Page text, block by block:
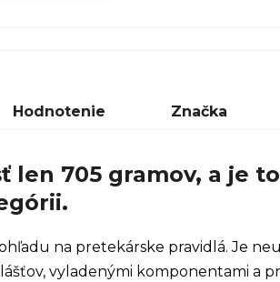
Hodnotenie Značka
len 705 gramov, a je
na pretekárske pravidlá. Je
vyladenými komponentami a